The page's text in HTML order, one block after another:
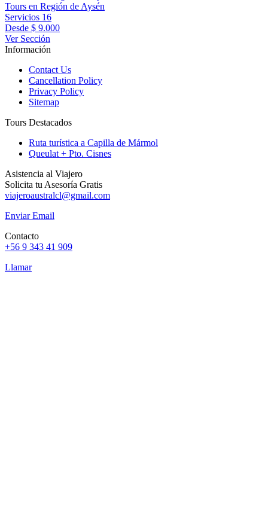
Tours en Región de Aysén
Servicios 16
Desde $ 9.000
Ver Sección
Información
Contact Us
Cancellation Policy
Privacy Policy
Sitemap
Tours Destacados
Ruta turística a Capilla de Mármol
Queulat + Pto. Cisnes
Asistencia al Viajero
Solicita tu Asesoría Gratis
viajeroaustralcl@gmail.com
Enviar Email
Contacto
+56 9 343 41 909
Llamar